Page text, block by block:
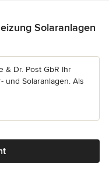
Solaranlagen
Sternen
& Dr. Post GbR Ihr
und Solaranlagen. Als